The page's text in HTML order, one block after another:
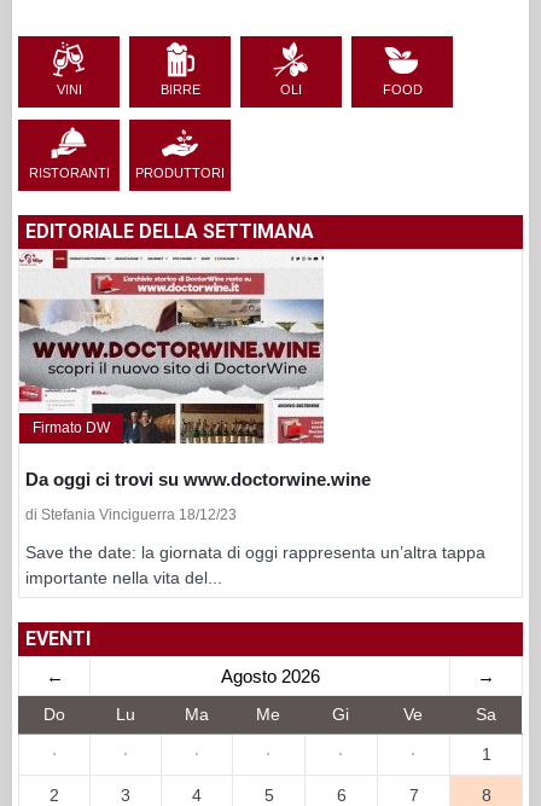
VINI BIRRE OLI FOOD
RISTORANTI PRODUTTORI
EDITORIALE DELLA SETTIMANA
Firmato DW
Da oggi ci trovi su www.doctorwine.wine
di Stefania Vinciguerra 18/12/23
Save the date: la giornata di oggi rappresenta un’altra tappa
importante nella vita del...
EVENTI
← Agosto 2026 →
Do Lu Ma Me Gi Ve Sa
· · · · · · 1
2 3 4 5 6 7 8